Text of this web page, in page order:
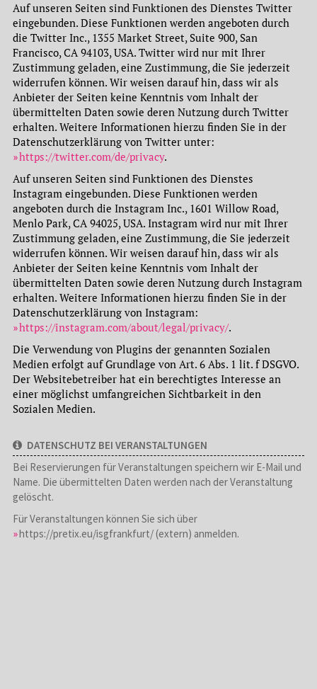
Auf unseren Seiten sind Funktionen des Dienstes Twitter
eingebunden. Diese Funktionen werden angeboten durch
die Twitter Inc., 1355 Market Street, Suite 900, San
Francisco, CA 94103, USA. Twitter wird nur mit Ihrer
Zustimmung geladen, eine Zustimmung, die Sie jederzeit
widerrufen können. Wir weisen darauf hin, dass wir als
Anbieter der Seiten keine Kenntnis vom Inhalt der
übermittelten Daten sowie deren Nutzung durch Twitter
erhalten. Weitere Informationen hierzu finden Sie in der
Datenschutzerklärung von Twitter unter:
https://twitter.com/de/privacy.
Auf unseren Seiten sind Funktionen des Dienstes
Instagram eingebunden. Diese Funktionen werden
angeboten durch die Instagram Inc., 1601 Willow Road,
Menlo Park, CA 94025, USA. Instagram wird nur mit Ihrer
Zustimmung geladen, eine Zustimmung, die Sie jederzeit
widerrufen können. Wir weisen darauf hin, dass wir als
Anbieter der Seiten keine Kenntnis vom Inhalt der
übermittelten Daten sowie deren Nutzung durch Instagram
erhalten. Weitere Informationen hierzu finden Sie in der
Datenschutzerklärung von Instagram:
https://instagram.com/about/legal/privacy/.
Die Verwendung von Plugins der genannten Sozialen
Medien erfolgt auf Grundlage von Art. 6 Abs. 1 lit. f DSGVO.
Der Websitebetreiber hat ein berechtigtes Interesse an
einer möglichst umfangreichen Sichtbarkeit in den
Sozialen Medien.
DATENSCHUTZ BEI VERANSTALTUNGEN
Bei Reservierungen für Veranstaltungen speichern wir E-Mail und
Name. Die übermittelten Daten werden nach der Veranstaltung
gelöscht.
Für Veranstaltungen können Sie sich über
https://pretix.eu/isgfrankfurt/(extern) anmelden.